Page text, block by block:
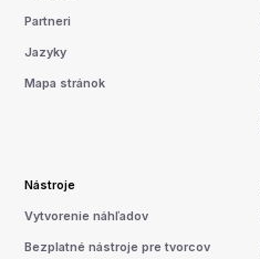
Partneri
Jazyky
Mapa stránok
Nástroje
Vytvorenie náhľadov
Bezplatné nástroje pre tvorcov